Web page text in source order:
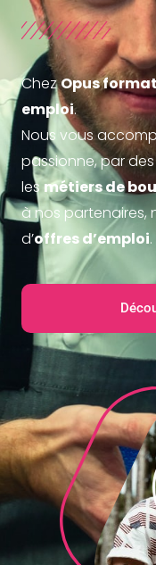
ChezOpus
emploi.
Nous vous
passionne, par
lesmétiers de
à nos partenaires,
d’offres d’emploi.